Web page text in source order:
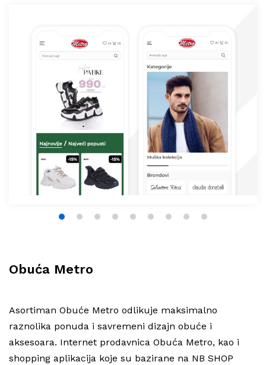
1 2 3 4 5 6 7 8 9
Obuća Metro
Asortiman Obuće Metro odlikuje maksimalno
raznolika ponuda i savremeni dizajn obuće i
aksesoara. Internet prodavnica Obuća Metro, kao i
shopping aplikacija koje su bazirane na NB SHOP